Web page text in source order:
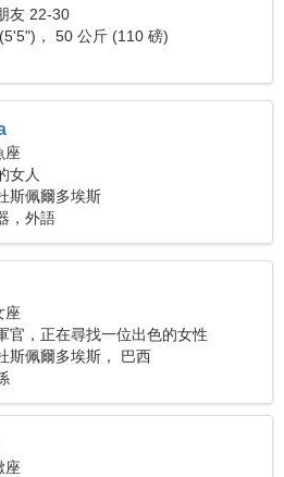
友 22-30
， 50 公斤 (110 磅)
座
女人
斯佩爾多埃斯
，外語
座
官，正在尋找一位出色的女性
斯佩爾多埃斯， 巴西
座